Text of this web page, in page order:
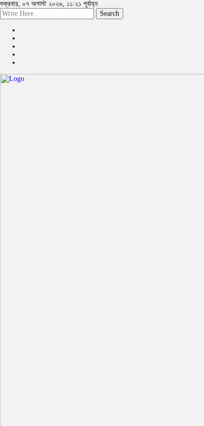
শুক্রবার, ০৭ অগাস্ট ২০২৬, ১১:২১ পূর্বাহ্ন
Search